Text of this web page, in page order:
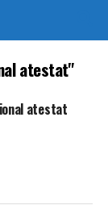
atestat"
atestat